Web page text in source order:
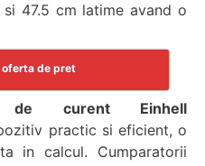
47.5 cm latime avand o
oferta de pret
de curent Einhell
practic si eficient, o
in calcul. Cumparatorii